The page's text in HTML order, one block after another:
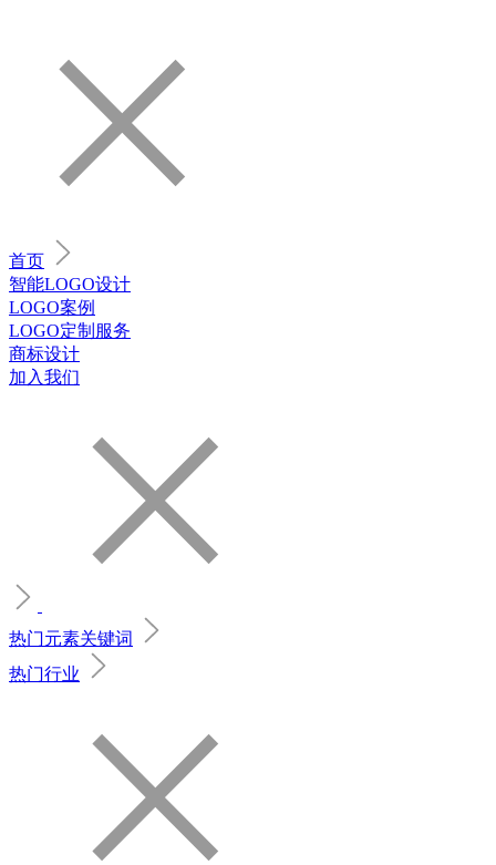
首页
智能LOGO设计
LOGO案例
LOGO定制服务
商标设计
加入我们
热门元素关键词
热门行业